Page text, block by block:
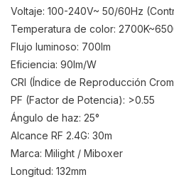
Voltaje: 100-240V~ 50/60Hz
Temperatura de color:
Flujo luminoso: 700lm
Eficiencia: 90lm/W
CRI (Índice de Reproducción
PF (Factor de Potencia): >0.55
Ángulo de haz: 25°
Alcance RF 2.4G: 30m
Marca: Milight / Miboxer
Longitud: 132mm